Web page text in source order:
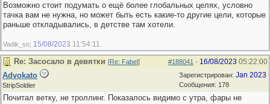
Возможно стоит подумать о ещё более глобальных целях, условно
тачка вам не нужна, но может быть есть какие-то другие цели, которые
раньше откладывались, в детстве там хотели.
Vadik_so; 15/08/2023 11:54:11
#188041 - 16/08/2023 05:22:00
Re: Засосало в девятки [Re: Fabel]
Зарегистрирован: Jan 2023
Сообщения: 178
Advokato
StripSoldier
Почитал ветку, не троллинг. Показалось видимо с утра, фары не